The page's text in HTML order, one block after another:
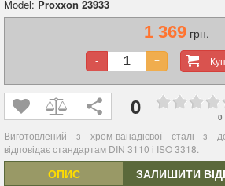
Model: Proxxon 23933
1 369грн.
- +
0 0
Виготовлений з хром-ванадієвої сталі з
відповідає стандартам DIN 3110 і ISO 3318.
ОПИС ЗАЛИШИТИ